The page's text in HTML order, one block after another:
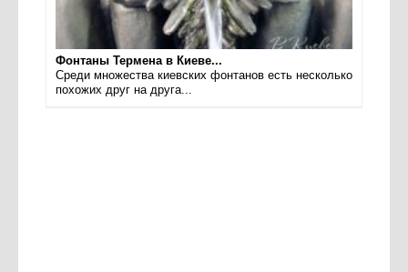
Фонтаны Термена в Киеве...
Среди множества киевских фонтанов есть несколько
похожих друг на друга...